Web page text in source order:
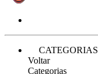
CATEGORIAS
Voltar
Categorias